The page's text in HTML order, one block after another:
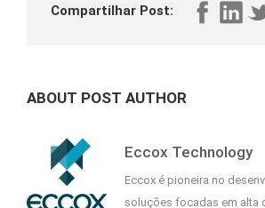
Compartilhar Post:
ABOUT POST AUTHOR
Eccox Technology
Eccox é pioneira no
soluções focadas em alta